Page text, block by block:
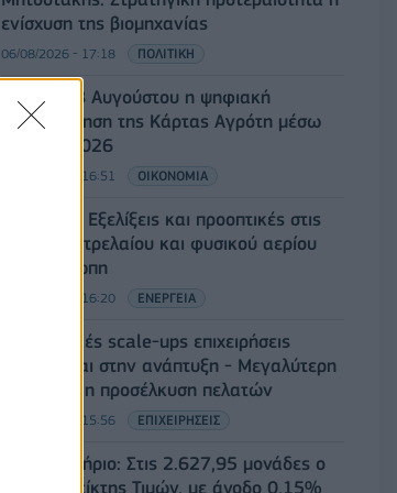
ενίσχυση της βιομηχανίας
06/08/2026 - 17:18 ΠΟΛΙΤΙΚΗ
Από τις 28 Αυγούστου η ψηφιακή
ενεργοποίηση της Κάρτας Αγρότη μέσω
της ΕΑΕ 2026
06/08/2026 - 16:51 ΟΙΚΟΝΟΜΙΑ
Eurobank: Εξελίξεις και προοπτικές στις
αγορές πετρελαίου και φυσικού αερίου
στην Ευρώπη
06/08/2026 - 16:20 ΕΝΕΡΓΕΙΑ
Οι ελληνικές scale-ups επιχειρήσεις
στρέφονται στην ανάπτυξη - Μεγαλύτερη
πρόκληση η προσέλκυση πελατών
06/08/2026 - 15:56 ΕΠΙΧΕΙΡΗΣΕΙΣ
Χρηματιστήριο: Στις 2.627,95 μονάδες ο
Γενικός Δείκτης Τιμών, με άνοδο 0,15%